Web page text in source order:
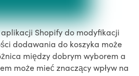
Shopify do modyfikacji
dodawania do koszyka może
między dobrym wyborem a
może mieć znaczący wpływ na